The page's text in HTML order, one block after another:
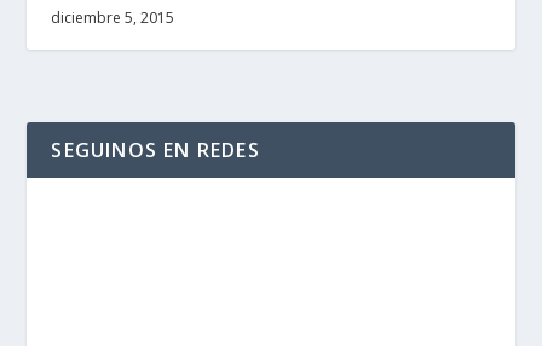
diciembre 5, 2015
SEGUINOS EN REDES